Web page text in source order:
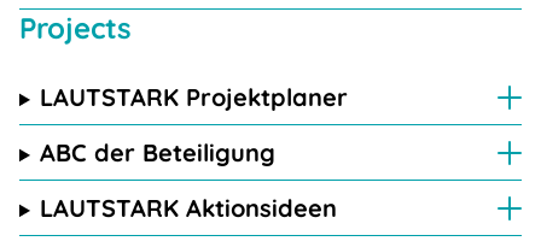
Projects
LAUTSTARK Projektplaner
ABC der Beteiligung
LAUTSTARK Aktionsideen